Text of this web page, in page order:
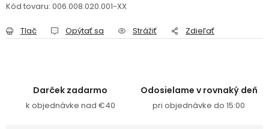
Přihlášení Registrace
Kód tovaru: 006.008.020.001-XX
Tlač Opýtať sa Strážiť Zdieľať
Darček zadarmo
k objednávke nad €40
Odosielame v rovnaký deň
pri objednávke do 15:00